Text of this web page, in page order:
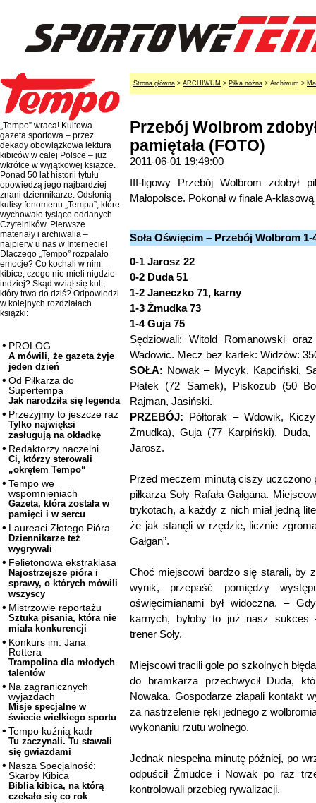
„Tempo” wraca! Kultowa
gazeta sportowa – przez
dekady obowiązkowa lektura
kibiców w całej Polsce – już
wkrótce w wyjątkowej książce.
Ponad 50 lat historii tytułu
opowiedzą jego najbardziej
znani dziennikarze. Odsłonią
kulisy fenomenu „Tempa”, które
wychowało tysiące oddanych
Czytelników. Pierwsze
materiały i archiwalia –
najpierw u nas w Internecie!
Dlaczego „Tempo” rozpalało
emocje? Co kochali w nim
kibice, czego nie mieli nigdzie
indziej? Skąd wziął się kult,
który trwa do dziś? Odpowiedzi
w kolejnych rozdziałach
książki:
PROLOG
A mówili, że gazeta żyje
jeden dzień
Od Piłkarza do
Supertempa
Jak narodziła się legenda
Przeżyjmy to jeszcze raz
Tylko najwięksi
zasługują na okładkę
Redaktorzy naczelni
Ci, którzy sterowali
„okrętem Tempo“
Tempo we
wspomnieniach
Gazeta, która została w
pamięci i w sercu
Laureaci Złotego Pióra
Dziennikarze też
wygrywali
Felietonowa ekstraklasa
Najostrzejsze pióra i
sprawy, o których mówili
wszyscy
Mistrzowie reportażu
Sztuka pisania, która nie
miała konkurencji
Konkurs im. Jana
Rottera
Trampolina dla młodych
talentów
Na zagranicznych
wyjazdach
Misje specjalne w
świecie wielkiego sportu
Tempo kuźnią kadr
Tu zaczynali. Tu stawali
się gwiazdami
Nasza Specjalność:
Skarby Kibica
Biblia kibica, na którą
czekało się co rok
Strona główna > ARCHIWUM > Piłka nożna > Archiwum >
Przebój Wolbrom
pamiętała (FOTO)
2011-06-01 19:49:00
III-ligowy Przebój Wolbrom zdobył
Małopolsce. Pokonał w finale A-
Soła Oświęcim – Przebój Wolbrom 1-
0-1 Jarosz 22
0-2 Duda 51
1-2 Janeczko 71, karny
1-3 Żmudka 73
1-4 Guja 75
Sędziowali: Witold Romanowski
Wadowic. Mecz bez kartek: Widzów:
SOŁA: Nowak – Mycyk, Kapciński,
Płatek (72 Samek), Piskozub (50
Rajman, Jasiński.
PRZEBÓJ: Półtorak – Wdowik,
Żmudka), Guja (77 Karpiński),
Jarosz.
Przed meczem minutą ciszy uczczono
piłkarza Soły Rafała Gałgana.
trykotach, a każdy z nich miał jedną
że jak stanęli w rzędzie, licznie
Gałgan”.
Choć miejscowi bardzo się starali, by
wynik, przepaść pomiędzy
oświęcimianami był widoczna. –
karnych, byłoby to już nasz sukces
trener Soły.
Miejscowi tracili gole po szkolnych
do bramkarza przechwycił Duda,
Nowaka. Gospodarze złapali kontakt
za nastrzelenie ręki jednego z
wykonaniu rzutu wolnego.
Jednak niespełna minutę później, po
odpuścił Żmudce i Nowak po raz
kontrolowali przebieg rywalizacji.